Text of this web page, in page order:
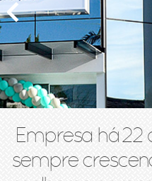
Empresa há
sempre